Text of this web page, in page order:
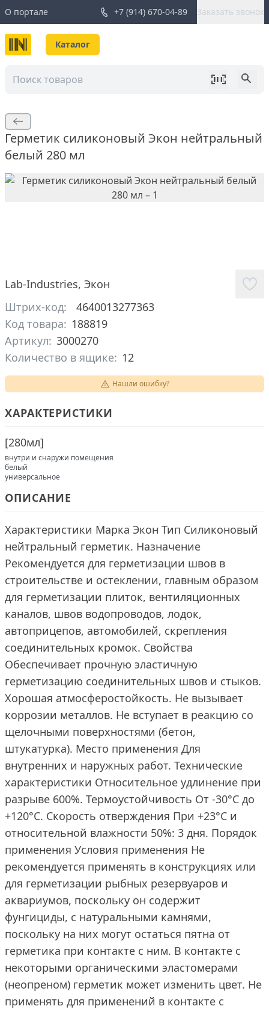
О портале +7 (914) 670-04-89 Заказать звонок
Каталог
Герметик силиконовый Экон нейтральный
белый 280 мл
Lab-Industries, Экон
Штрих-код:
4640013277363
Код товара: 188819
Артикул: 3000270
Количество в ящике: 12
Нашли ошибку?
ХАРАКТЕРИСТИКИ
[280мл]
внутри и снаружи помещения
белый
универсальное
ОПИСАНИЕ
Характеристики Марка Экон Тип Силиконовый
нейтральный герметик. Назначение
Рекомендуется для герметизации швов в
строительстве и остеклении, главным образом
для герметизации плиток, вентиляционных
каналов, швов водопроводов, лодок,
автоприцепов, автомобилей, скрепления
соединительных кромок. Свойства
Обеспечивает прочную эластичную
герметизацию соединительных швов и стыков.
Хорошая атмосферостойкость. Не вызывает
коррозии металлов. Не вступает в реакцию со
щелочными поверхностями (бетон,
штукатурка). Место применения Для
внутренних и наружных работ. Технические
характеристики Относительное удлинение при
разрыве 600%. Термоустойчивость От -30°С до
+120°С. Скорость отверждения При +23°С и
относительной влажности 50%: 3 дня. Порядок
применения Условия применения Не
рекомендуется применять в конструкциях или
для герметизации рыбных резервуаров и
аквариумов, поскольку он содержит
фунгициды, с натуральными камнями,
поскольку на них могут остаться пятна от
герметика при контакте с ним. В контакте с
некоторыми органическими эластомерами
(неопреном) герметик может изменить цвет. Не
применять для применений в контакте с